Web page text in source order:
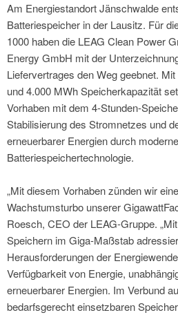
Am Energiestandort Jänschwalde
Batteriespeicher in der Lausitz. Für
1000 haben die LEAG Clean Power
Energy GmbH mit der
Liefervertrages den Weg geebnet.
und 4.000 MWh Speicherkapazität
Vorhaben mit dem 4-Stunden-
Stabilisierung des Stromnetzes und
erneuerbarer Energien durch moderne
Batteriespeichertechnologie.
„Mit diesem Vorhaben zünden wir
Wachstumsturbo unserer
Roesch, CEO der LEAG-Gruppe.
Speichern im Giga-Maßstab
Herausforderungen der
Verfügbarkeit von Energie,
erneuerbarer Energien. Im Verbund
bedarfsgerecht einsetzbaren